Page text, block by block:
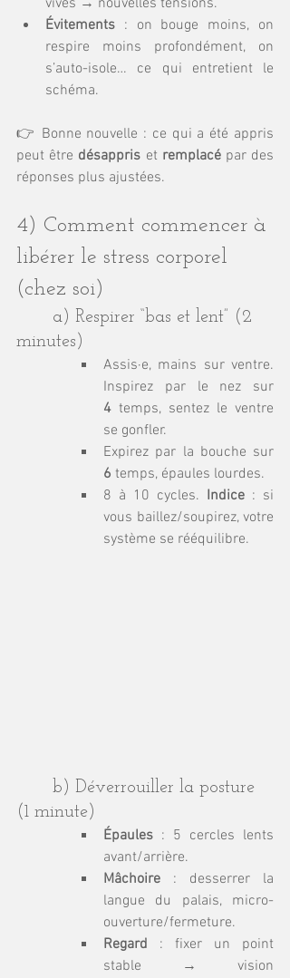
Évitements : on bouge moins, on
respire moins profondément, on
s’auto-isole… ce qui entretient le
schéma.
👉 Bonne nouvelle : ce qui a été appris
peut être désappris et remplacé par des
réponses plus ajustées.
4) Comment commencer à
libérer le stress corporel
(chez soi)
minutes)
Assis·e, mains sur ventre.
4 temps, sentez le ventre
se gonfler.
6 temps, épaules lourdes.
8 à 10 cycles. Indice : si
vous baillez/soupirez, votre
système se rééquilibre.
(1 minute)
Épaules : 5 cercles lents
avant/arrière.
Mâchoire : desserrer la
langue du palais, micro-
ouverture/fermeture.
Regard : fixer un point
stable → vision